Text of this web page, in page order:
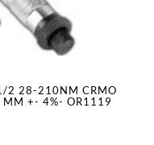
2 28-210NM CRMO
+- 4%- OR1119